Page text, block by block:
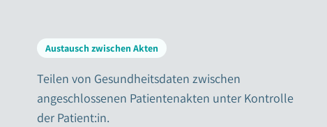
Austausch zwischen Akten
Teilen von Gesundheitsdaten zwischen
angeschlossenen Patientenakten unter Kontrolle
der Patient:in.